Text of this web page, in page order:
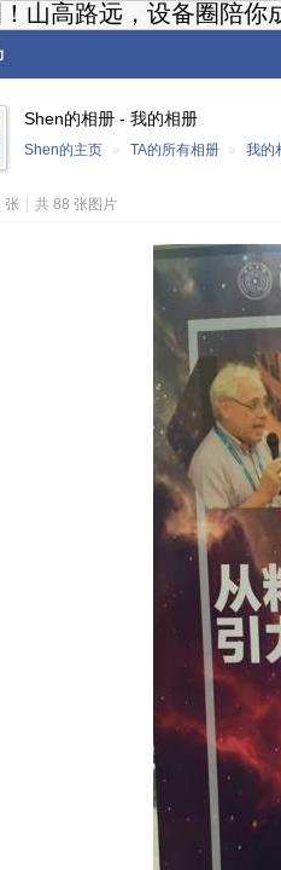
山高路远，设备圈陪你
Shen的相册 - 我的相册
Shen的主页 » TA的所有相册 » 我的
张 共 88 张图片